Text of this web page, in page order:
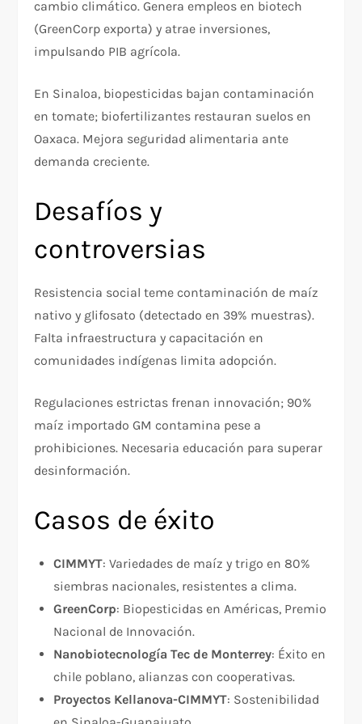
cambio climático. Genera empleos en biotech
(GreenCorp exporta) y atrae inversiones,
impulsando PIB agrícola.
En Sinaloa, biopesticidas bajan contaminación
en tomate; biofertilizantes restauran suelos en
Oaxaca. Mejora seguridad alimentaria ante
demanda creciente.
Desafíos y
controversias
Resistencia social teme contaminación de maíz
nativo y glifosato (detectado en 39% muestras).
Falta infraestructura y capacitación en
comunidades indígenas limita adopción.
Regulaciones estrictas frenan innovación; 90%
maíz importado GM contamina pese a
prohibiciones. Necesaria educación para superar
desinformación.
Casos de éxito
CIMMYT: Variedades de maíz y trigo en 80%
siembras nacionales, resistentes a clima.
GreenCorp: Biopesticidas en Américas, Premio
Nacional de Innovación.
Nanobiotecnología Tec de Monterrey: Éxito en
chile poblano, alianzas con cooperativas.​
Proyectos Kellanova-CIMMYT: Sostenibilidad